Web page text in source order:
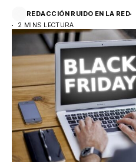
REDACCIÓN RUIDO EN LA RED
2 MINS LECTURA